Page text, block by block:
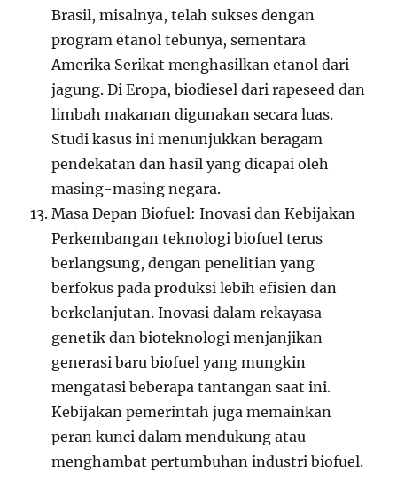
Brasil, misalnya, telah sukses dengan
program etanol tebunya, sementara
Amerika Serikat menghasilkan etanol dari
jagung. Di Eropa, biodiesel dari rapeseed dan
limbah makanan digunakan secara luas.
Studi kasus ini menunjukkan beragam
pendekatan dan hasil yang dicapai oleh
masing-masing negara.
Masa Depan Biofuel: Inovasi dan Kebijakan
Perkembangan teknologi biofuel terus
berlangsung, dengan penelitian yang
berfokus pada produksi lebih efisien dan
berkelanjutan. Inovasi dalam rekayasa
genetik dan bioteknologi menjanjikan
generasi baru biofuel yang mungkin
mengatasi beberapa tantangan saat ini.
Kebijakan pemerintah juga memainkan
peran kunci dalam mendukung atau
menghambat pertumbuhan industri biofuel.